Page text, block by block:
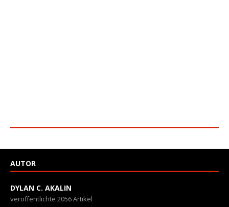
AUTOR
DYLAN C. AKALIN
veröffentlichte 2056 Artikel